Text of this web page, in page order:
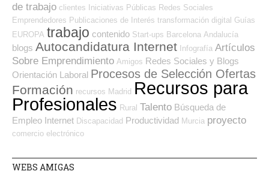
de trabajo clientes Iniciativas Públicas Redes Sociales
Emprendedores Publicaciones de Interés transformación digital Guías
EUROPA trabajo contenido Start-ups Barcelona Andalucía
blogs Autocandidatura Internet Infografía Artículos
Sobre Emprendimiento Amigos Redes Sociales y Blogs
Orientación Laboral Procesos de Selección Ofertas
Formación recursos Madrid Recursos para
Profesionales Rural Talento Búsqueda de
Empleo Internet Discapacidad Productividad Murcia proyecto
comercio electrónico
WEBS AMIGAS